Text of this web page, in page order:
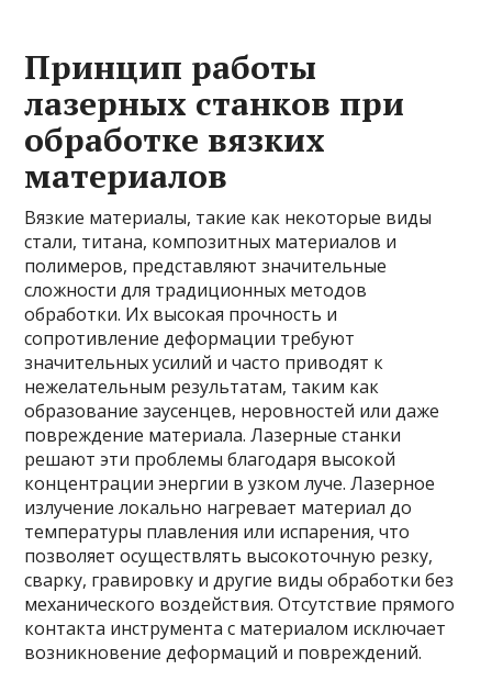
Принцип работы
лазерных станков при
обработке вязких
материалов
Вязкие материалы, такие как некоторые виды
стали, титана, композитных материалов и
полимеров, представляют значительные
сложности для традиционных методов
обработки. Их высокая прочность и
сопротивление деформации требуют
значительных усилий и часто приводят к
нежелательным результатам, таким как
образование заусенцев, неровностей или даже
повреждение материала. Лазерные станки
решают эти проблемы благодаря высокой
концентрации энергии в узком луче. Лазерное
излучение локально нагревает материал до
температуры плавления или испарения, что
позволяет осуществлять высокоточную резку,
сварку, гравировку и другие виды обработки без
механического воздействия. Отсутствие прямого
контакта инструмента с материалом исключает
возникновение деформаций и повреждений.